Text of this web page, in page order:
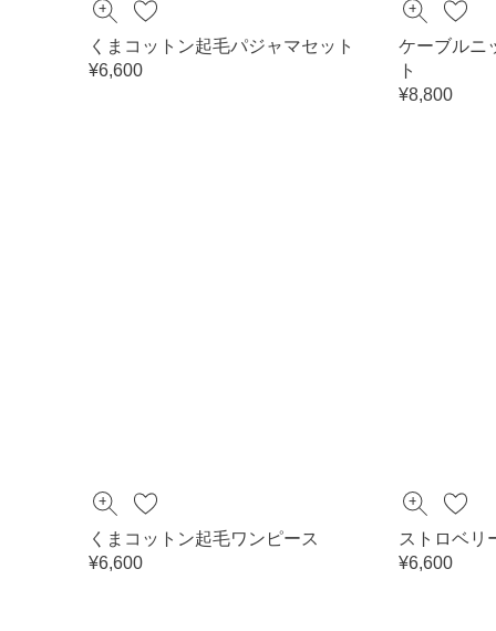
くまコットン起毛パジャマセット
¥6,600
ケーブルニ
ト
¥8,800
くまコットン起毛ワンピース
¥6,600
ストロベリ
¥6,600